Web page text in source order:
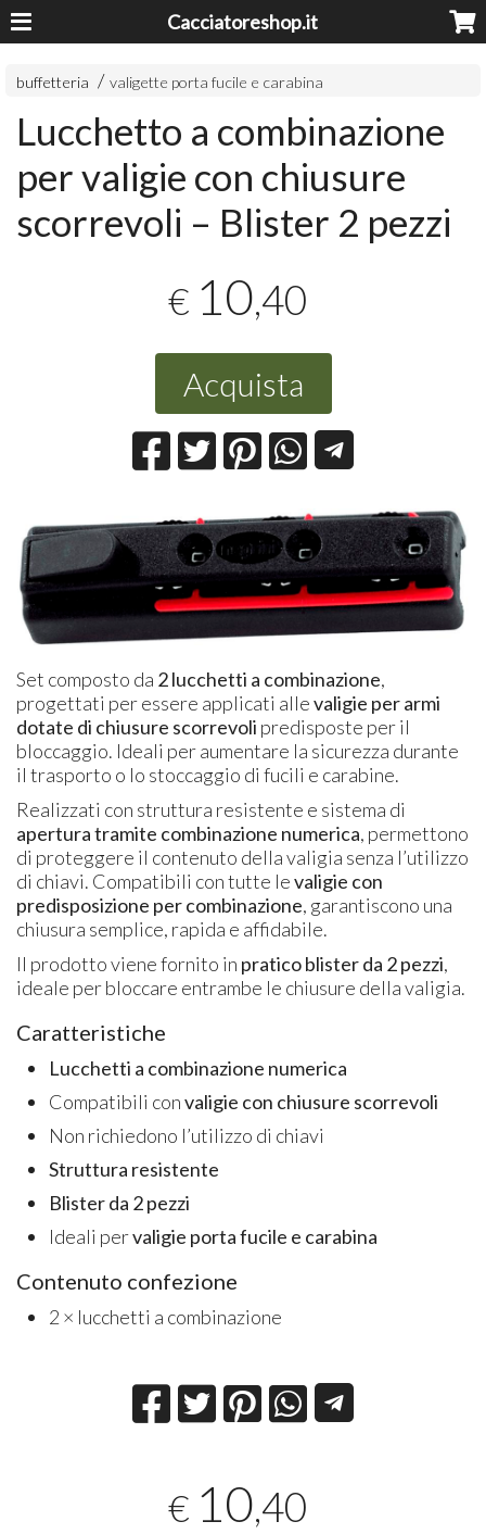
Cacciatoreshop.it
buffetteria valigette porta fucile e carabina
Lucchetto a combinazione
per valigie con chiusure
scorrevoli – Blister 2 pezzi
€ 10,40
Acquista
Set composto da 2 lucchetti a combinazione,
progettati per essere applicati allevaligie per armi
dotate di chiusure scorrevoli predisposte per il
bloccaggio. Ideali per aumentare la sicurezza durante
il trasporto o lo stoccaggio di fucili e carabine.
Realizzati con struttura resistente e sistema di
apertura tramite combinazione numerica, permettono
di proteggere il contenuto della valigia senza l’utilizzo
di chiavi. Compatibili con tutte levaligie con
predisposizione per combinazione, garantiscono una
chiusura semplice, rapida e affidabile.
Il prodotto viene fornito in pratico blister da 2 pezzi,
ideale per bloccare entrambe le chiusure della valigia.
Caratteristiche
Lucchetti a combinazione numerica
Compatibili convaligie con chiusure scorrevoli
Non richiedono l’utilizzo di chiavi
Struttura resistente
Blister da 2 pezzi
Ideali pervaligie porta fucile e carabina
Contenuto confezione
2 × lucchetti a combinazione
€ 10,40